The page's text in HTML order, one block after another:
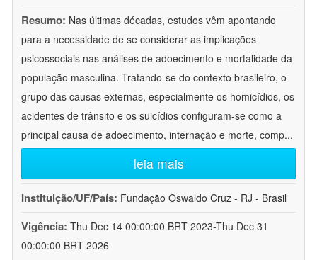
Resumo: Nas últimas décadas, estudos vêm apontando
para a necessidade de se considerar as implicações
psicossociais nas análises de adoecimento e mortalidade da
população masculina. Tratando-se do contexto brasileiro, o
grupo das causas externas, especialmente os homicídios, os
acidentes de trânsito e os suicídios configuram-se como a
principal causa de adoecimento, internação e morte, comp...
leia mais
Instituição/UF/País: Fundação Oswaldo Cruz - RJ - Brasil
Vigência: Thu Dec 14 00:00:00 BRT 2023-Thu Dec 31
00:00:00 BRT 2026